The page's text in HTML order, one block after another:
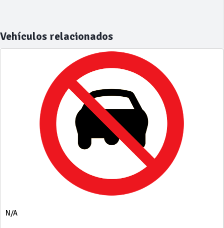
Vehículos relacionados
N/A